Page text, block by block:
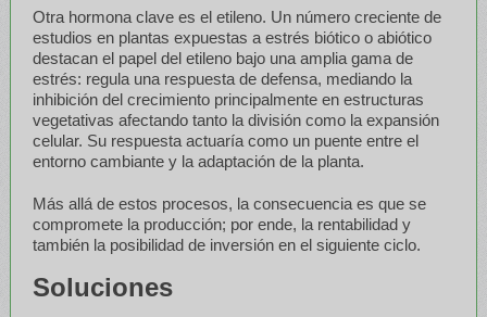
Otra hormona clave es el etileno. Un número creciente de
estudios en plantas expuestas a estrés biótico o abiótico
destacan el papel del etileno bajo una amplia gama de
estrés: regula una respuesta de defensa, mediando la
inhibición del crecimiento principalmente en estructuras
vegetativas afectando tanto la división como la expansión
celular. Su respuesta actuaría como un puente entre el
entorno cambiante y la adaptación de la planta.
Más allá de estos procesos, la consecuencia es que se
compromete la producción; por ende, la rentabilidad y
también la posibilidad de inversión en el siguiente ciclo.
Soluciones